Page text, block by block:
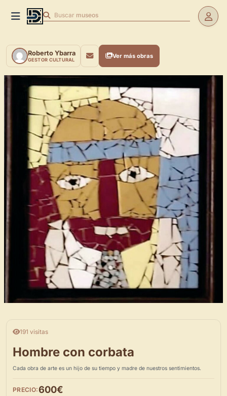
Buscar museos
Roberto Ybarra
GESTOR CULTURAL
Ver más obras
191 visitas
Hombre con corbata
Cada obra de arte es un hijo de su tiempo y madre de nuestros sentimientos.
PRECIO:600€